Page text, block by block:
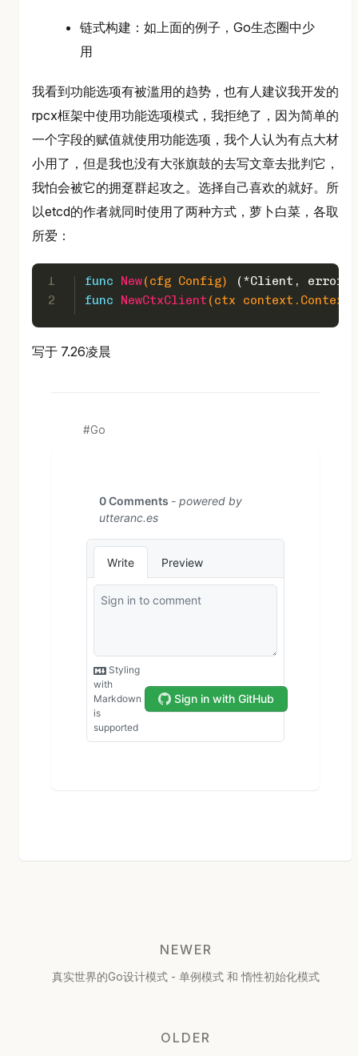
链式构建：如上面的例子，Go生态圈中少
用
我看到功能选项有被滥用的趋势，也有人建议我开发的
rpcx框架中使用功能选项模式，我拒绝了，因为简单的
一个字段的赋值就使用功能选项，我个人认为有点大材
小用了，但是我也没有大张旗鼓的去写文章去批判它，
我怕会被它的拥趸群起攻之。选择自己喜欢的就好。所
以etcd的作者就同时使用了两种方式，萝卜白菜，各取
所爱：
1
2
func New(cfg Config) (*Client, error
func
NewCtxClient (ctx
写于 7.26凌晨
Go
NEWER
真实世界的Go设计模式 - 单例模式 和 惰性初始化模式
OLDER